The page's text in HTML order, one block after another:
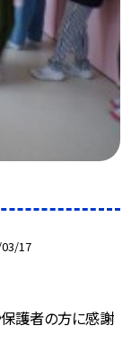
17
護者の方に感謝